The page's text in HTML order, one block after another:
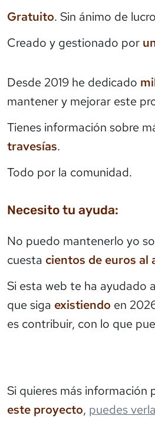
Gratuito. Sin ánimo de
Creado y gestionado por
Desde 2019 he dedicado
mantener y mejorar este
Tienes información sobre
travesías.
Todo por la comunidad.
Necesito tu ayuda:
No puedo mantenerlo yo
cuesta cientos de euros al
Si esta web te ha ayudado
que siga existiendo en
es contribuir, con lo que
Si quieres más información
este proyecto, puedes